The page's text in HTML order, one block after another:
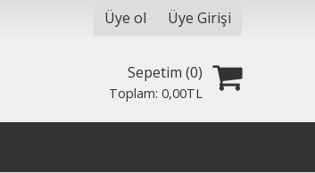
Üye ol Üye Girişi
Sepetim (0)
Toplam:0,00TL